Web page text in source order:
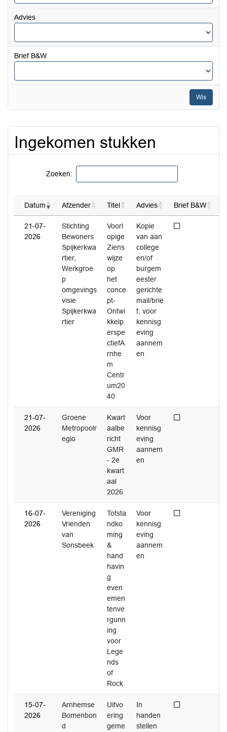
met
Advies
Brief B&W
Wis
Ingekomen stukken
Zoeken:
Datum Afzender Titel Advies Brief B&W
21-07-
2026
Stichting
Bewoners
Spijkerkwa
rtier,
Werkgroe
p
omgevings
visie
Spijkerkwa
rtier
Voorl
opige
Ziens
wijze
op
het
conce
pt-
Ontwi
kkelp
erspe
ctiefA
rnhe
m
Centr
um20
40
Kopie
van aan
college
en/of
burgem
eester
gerichte
mail/brie
f, voor
kennisg
eving
aannem
en
Niet afgedaan
21-07-
2026
Groene
Metropoolr
egio
Kwart
aalbe
richt
GMR
- 2e
kwart
aal
2026
Voor
kennisg
eving
aannem
en
Niet afgedaan
16-07-
2026
Vereniging
Vrienden
van
Sonsbeek
Totsta
ndko
ming
&
hand
havin
g
even
emen
tenve
rgunn
ing
voor
Lege
nds
of
Rock
Voor
kennisg
eving
aannem
en
Niet afgedaan
15-07-
2026
Arnhemse
Bomenbon
d
Uitvo
ering
geme
In
handen
stellen
Niet afgedaan